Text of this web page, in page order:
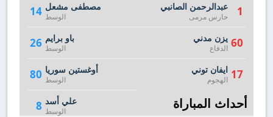
14 مصطفى مشعل
الوسط
26 باو برايم
الوسط
80 أوغستين سوريا
الوسط
8 علي أسد
الوسط
1 عبدالرحمن الصانبي
حارس مرمى
60 يزن مدني
الدفاع
17 ايفان توني
الهجوم
أحداث المباراة